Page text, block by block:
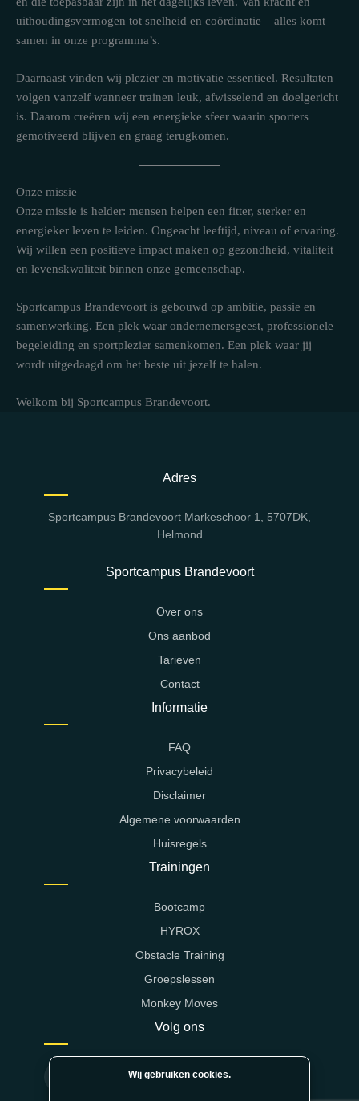
Wij gebruiken cookies.
uithoudingsvermogen tot snelheid en coördinatie – alles komt
samen in onze programma’s.
Daarnaast vinden wij plezier en motivatie essentieel. Resultaten
volgen vanzelf wanneer trainen leuk, afwisselend en doelgericht
is. Daarom creëren wij een energieke sfeer waarin sporters
gemotiveerd blijven en graag terugkomen.
Onze missie
Onze missie is helder: mensen helpen een fitter, sterker en
energieker leven te leiden. Ongeacht leeftijd, niveau of ervaring.
Wij willen een positieve impact maken op gezondheid, vitaliteit
en levenskwaliteit binnen onze gemeenschap.
Sportcampus Brandevoort is gebouwd op ambitie, passie en
samenwerking. Een plek waar ondernemersgeest, professionele
begeleiding en sportplezier samenkomen. Een plek waar jij
wordt uitgedaagd om het beste uit jezelf te halen.
Welkom bij Sportcampus Brandevoort.
Adres
Sportcampus Brandevoort Markeschoor 1, 5707DK,
Helmond
Sportcampus Brandevoort
Over ons
Ons aanbod
Tarieven
Contact
Informatie
FAQ
Privacybeleid
Disclaimer
Algemene voorwaarden
Huisregels
Trainingen
Bootcamp
HYROX
Obstacle Training
Groepslessen
Monkey Moves
Volg ons